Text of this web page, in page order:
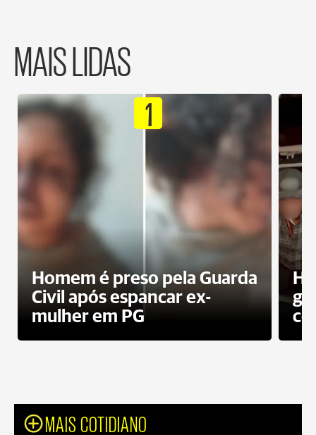
MAIS LIDAS
1
Homem é preso pela Guarda
Civil após espancar ex-
mulher em PG
MAIS COTIDIANO